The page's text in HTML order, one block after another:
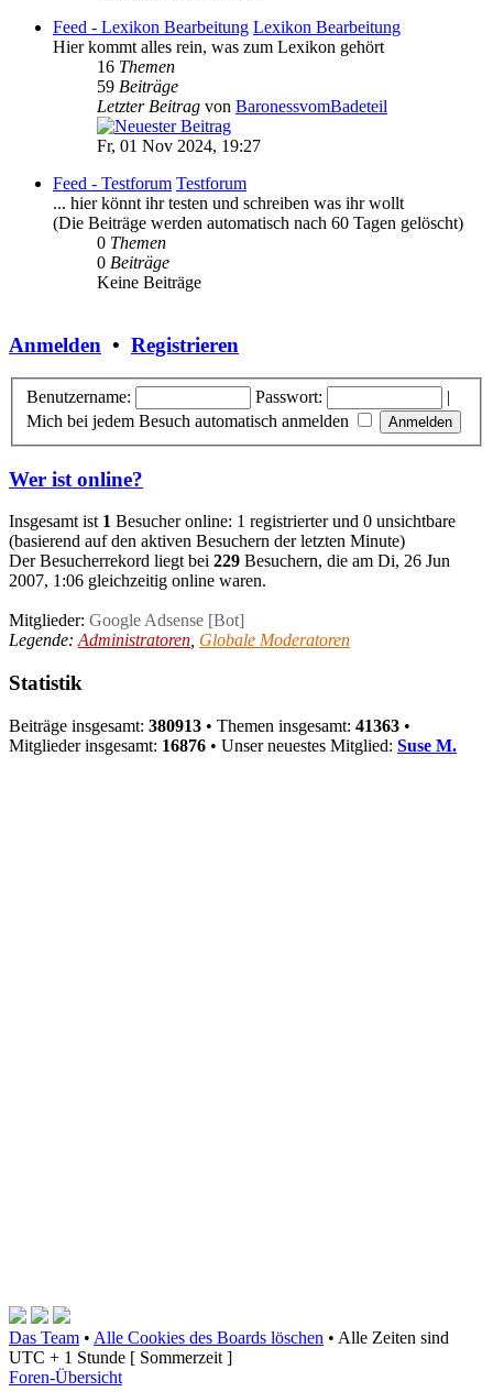
Feed - Lexikon Bearbeitung Lexikon Bearbeitung
Hier kommt alles rein, was zum Lexikon gehört
16 Themen
59 Beiträge
Letzter Beitrag von BaronessvomBadeteil
Fr, 01 Nov 2024, 19:27
Feed - Testforum Testforum
... hier könnt ihr testen und schreiben was ihr wollt
(Die Beiträge werden automatisch nach 60 Tagen gelöscht)
0 Themen
0 Beiträge
Keine Beiträge
Anmelden • Registrieren
Benutzername: Passwort:
|
Mich bei jedem Besuch automatisch anmelden
Wer ist online?
Insgesamt ist 1 Besucher online: 1 registrierter und 0 unsichtbare
(basierend auf den aktiven Besuchern der letzten Minute)
Der Besucherrekord liegt bei 229 Besuchern, die am Di, 26 Jun
2007, 1:06 gleichzeitig online waren.
Mitglieder: Google Adsense [Bot]
Legende: Administratoren Globale Moderatoren
Statistik
Beiträge insgesamt: 380913 • Themen insgesamt: 41363 •
Mitglieder insgesamt: 16876 • Unser neuestes Mitglied: Suse M.
Das Team • Alle Cookies des Boards löschen • Alle Zeiten sind
UTC + 1 Stunde [ Sommerzeit ]
Foren-Übersicht